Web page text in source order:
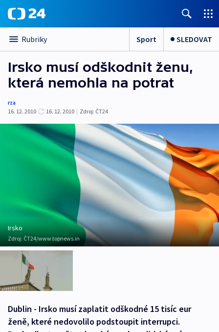
Rubriky Sport SLEDOVAT
Irsko musí odškodnit ženu,
která nemohla na potrat
rza
16. 12. 2010
16. 12. 2010 | Zdroj: ČT24
Irsko
Zdroj: ČT24/www.topnews.in
Dublin - Irsko musí zaplatit odškodné 15 tisíc eur
ženě, které nedovolilo podstoupit interrupci.